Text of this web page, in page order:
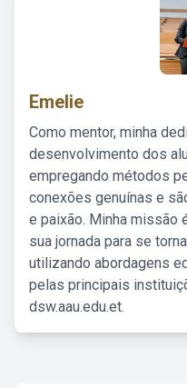
Emelie
Como mentor, minha
desenvolvimento dos
empregando métodos
conexões genuínas e
e paixão. Minha missão
sua jornada para se
utilizando abordagens
pelas principais
dsw.aau.edu.et.